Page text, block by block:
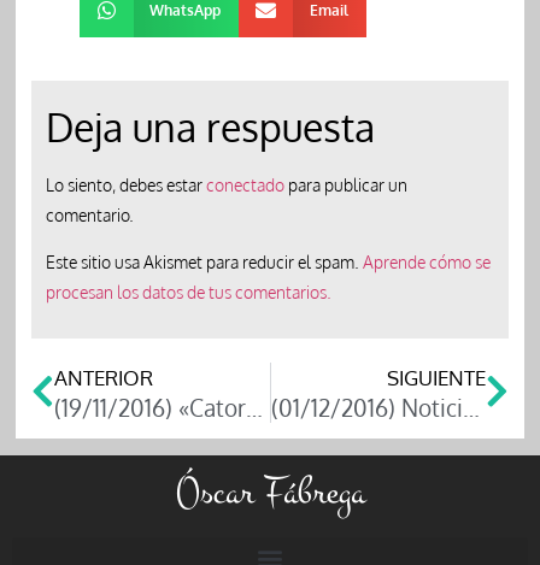
WhatsApp Email
Deja una respuesta
Lo siento, debes estarconectadopara publicar un
comentario.
Este sitio usa Akismet para reducir el spam. Aprende cómo se
procesan los datos de tus comentarios.
ANTERIOR SIGUIENTE
Óscar Fábrega